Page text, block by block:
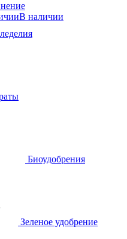
В наличии
Биоудобрения
Зеленое удобрение